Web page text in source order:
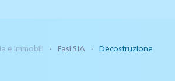
e immobili Fasi SIA Decostruzione